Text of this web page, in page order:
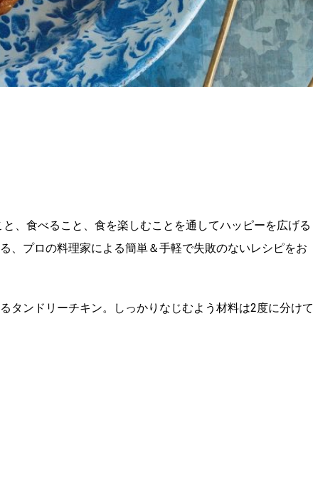
、食べること、食を楽しむことを通してハッピーを広げる
、プロの料理家による簡単＆手軽で失敗のないレシピをお
タンドリーチキン。しっかりなじむよう材料は2度に分けて